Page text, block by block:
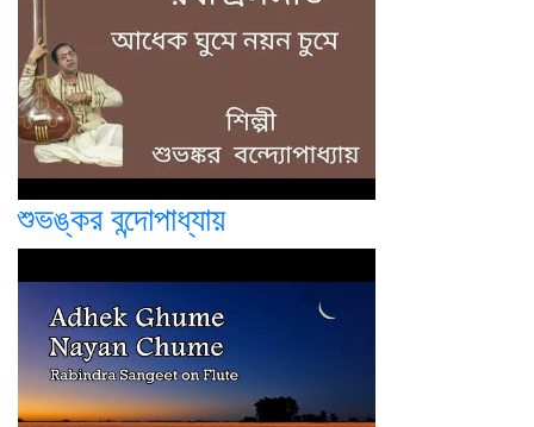
শুভঙ্কর বন্দোপাধ্যায়